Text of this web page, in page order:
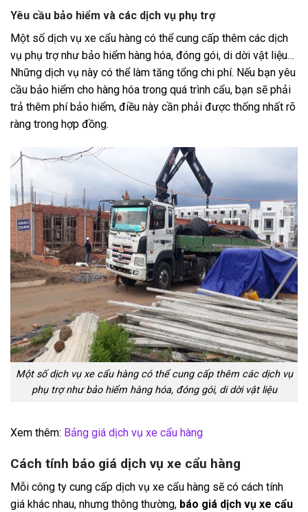
Yêu cầu bảo hiểm và các dịch vụ phụ trợ
Một số dịch vụ xe cẩu hàng có thể cung cấp thêm các dịch
vụ phụ trợ như bảo hiểm hàng hóa, đóng gói, di dời vật liệu…
Những dịch vụ này có thể làm tăng tổng chi phí. Nếu bạn yêu
cầu bảo hiểm cho hàng hóa trong quá trình cẩu, bạn sẽ phải
trả thêm phí bảo hiểm, điều này cần phải được thống nhất rõ
ràng trong hợp đồng.
Một số dịch vụ xe cẩu hàng có thể cung cấp thêm các dịch vụ
phụ trợ như bảo hiểm hàng hóa, đóng gói, di dời vật liệu
Xem thêm: Bảng giá dịch vụ xe cẩu hàng
Cách tính báo giá dịch vụ xe cẩu hàng
Mỗi công ty cung cấp dịch vụ xe cẩu hàng sẽ có cách tính
giá khác nhau, nhưng thông thường, báo giá dịch vụ xe cẩu